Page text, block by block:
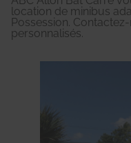
location de minibus
Possession.
personnalisés.